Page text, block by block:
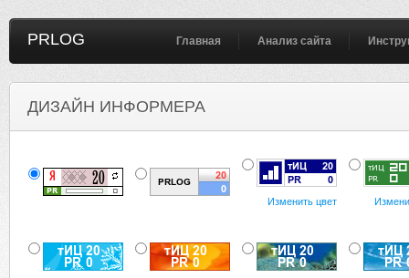
PRLOG Главная Анализ сайта
ДИЗАЙН ИНФОРМЕРА
Изменить цвет